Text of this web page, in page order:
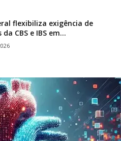
flexibiliza exigência de
CBS e IBS em...